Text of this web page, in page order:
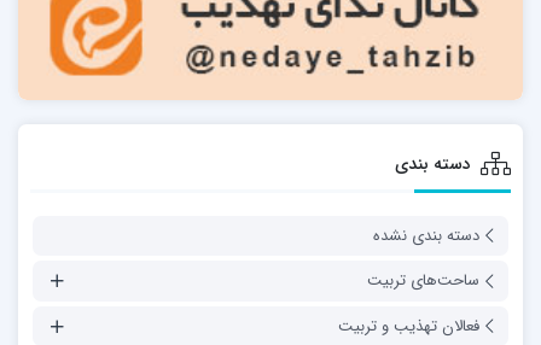
دسته بندی
دسته بندی نشده
ساحت‌های تربیت
فعالان تهذیب و تربیت